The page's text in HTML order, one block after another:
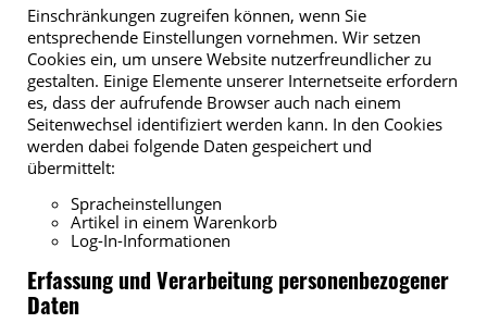
Einschränkungen zugreifen können, wenn Sie
entsprechende Einstellungen vornehmen. Wir setzen
Cookies ein, um unsere Website nutzerfreundlicher zu
gestalten. Einige Elemente unserer Internetseite erfordern
es, dass der aufrufende Browser auch nach einem
Seitenwechsel identifiziert werden kann. In den Cookies
werden dabei folgende Daten gespeichert und
übermittelt:
Spracheinstellungen
Artikel in einem Warenkorb
Log-In-Informationen
Erfassung und Verarbeitung personenbezogener
Daten